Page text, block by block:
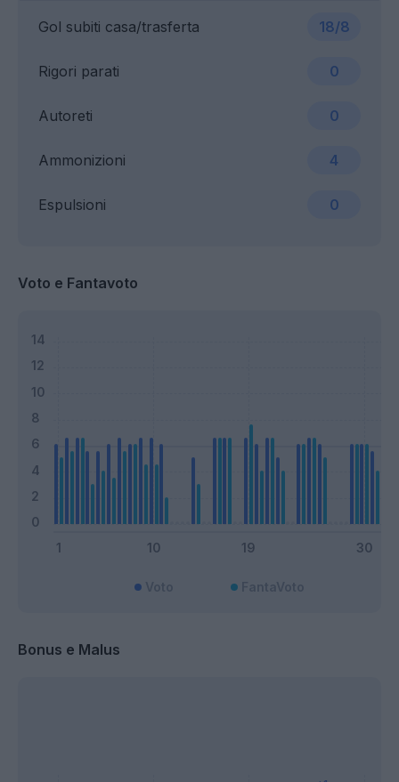
Gol subiti casa/trasferta 18/8
Ammonizioni 4
Rigori parati 0
Espulsioni 0
Autoreti 0
Voto e Fantavoto
Bonus e Malus